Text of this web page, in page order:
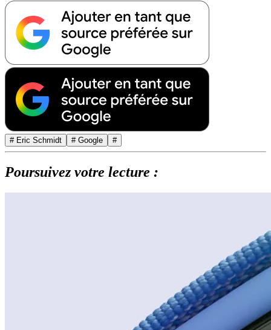
# Eric Schmidt # Google #
Poursuivez votre lecture :